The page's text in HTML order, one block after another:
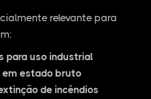
relevante para
para uso industrial
em estado bruto
de incêndios